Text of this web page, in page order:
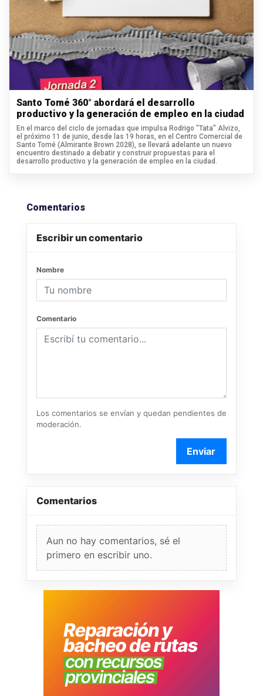
Santo Tomé 360° abordará el desarrollo
productivo y la generación de empleo en la ciudad
En el marco del ciclo de jornadas que impulsa Rodrigo "Tata" Alvizo,
el próximo 11 de junio, desde las 19 horas, en el Centro Comercial de
Santo Tomé (Almirante Brown 2028), se llevará adelante un nuevo
encuentro destinado a debatir y construir propuestas para el
desarrollo productivo y la generación de empleo en la ciudad.
Comentarios
Escribir un comentario
Nombre
Comentario
Los comentarios se envían y quedan pendientes de
moderación.
Enviar
Comentarios
Aun no hay comentarios, sé el
primero en escribir uno.